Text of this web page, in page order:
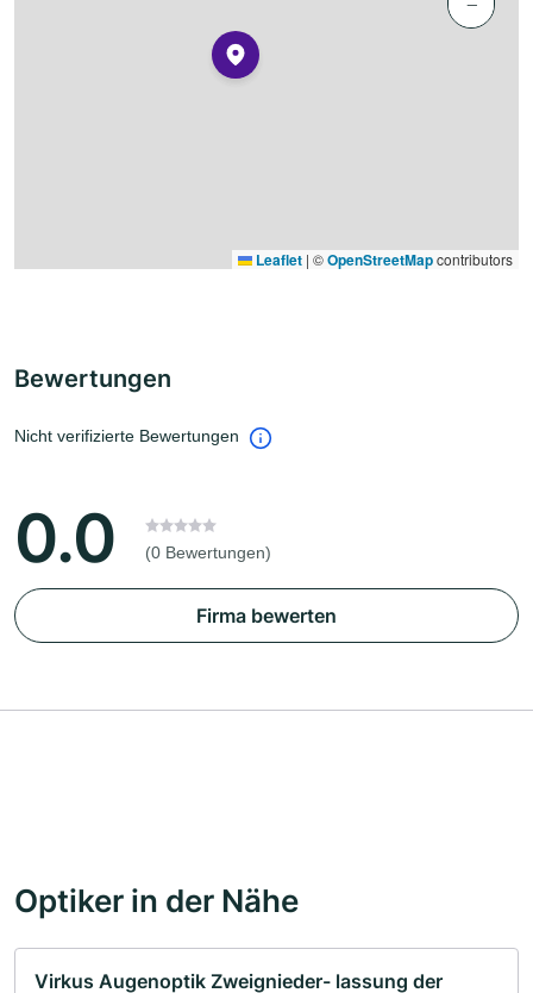
−
Leaflet | ©OpenStreetMapcontributors
Bewertungen
Nicht verifizierte Bewertungen
0.0 (0 Bewertungen)
Firma bewerten
Optiker in der Nähe
Virkus Augenoptik Zweignieder- lassung der